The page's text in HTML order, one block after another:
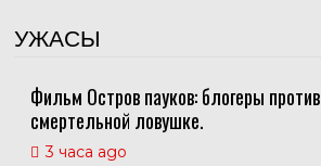
УЖАСЫ
Фильм Остров пауков: блогеры
смертельной ловушке.
3 часа ago